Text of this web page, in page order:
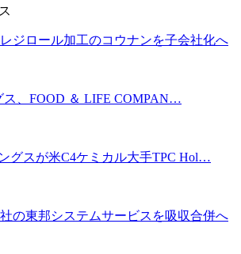
ジロール加工のコウナンを子会社化へ
ス、FOOD ＆ LIFE COMPAN…
グスが米C4ケミカル大手TPC Hol…
の東邦システムサービスを吸収合併へ